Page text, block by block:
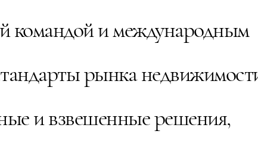
командой и международным
рынка
и взвешенные решения,